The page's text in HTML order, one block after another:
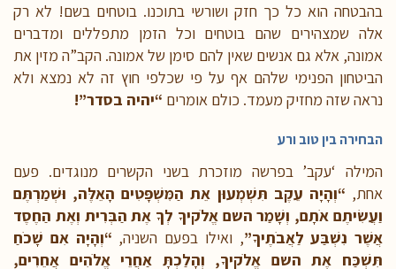
בהבטחה הוא כל כך חזק ושורשי בתוכנו. בוטחים בשם! לא רק
אלה שמצהירים שהם בוטחים וכל הזמן מתפללים ומדברים
אמונה, אלא גם אנשים שאין להם סימן של אמונה. הקב”ה מזין את
הביטחון הפנימי שלהם אף על פי שכלפי חוץ זה לא נמצא ולא
נראה שזה מחזיק מעמד. כולם אומרים “יהיה בסדר”!
הבחירה בין טוב ורע
המילה ‘עקב’ בפרשה מוזכרת בשני הקשרים מנוגדים. פעם
אחת, “וְהָיָה עֵקֶב תִּשְׁמְעוּן אֵת הַמִּשְׁפָּטִים הָאֵלֶּה, וּשְׁמַרְתֶּם
וַעֲשִׂיתֶם אֹתָם, וְשָׁמַר השם אֱלֹקיךָ לְךָ אֶת הַבְּרִית וְאֶת הַחֶסֶד
אֲשֶׁר נִשְׁבַּע לַאֲבֹתֶיךָ”, ואילו בפעם השניה, “וְהָיָה אִם שָׁכֹחַ
תִּשְׁכַּח אֶת השם אֱלֹקיךָ, וְהָלַכְתָּ אַחֲרֵי אֱלֹהִים אֲחֵרִים,